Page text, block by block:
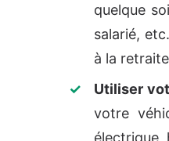
quelque
salarié,
à la retraite
Utiliser
votre
électrique,